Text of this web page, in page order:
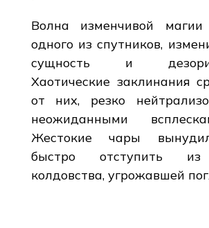
Волна изменчивой магии
одного из спутников,
сущность и
Хаотические заклинания
от них, резко
неожиданными
Жестокие чары
быстро отступить
колдовства, угрожавшей